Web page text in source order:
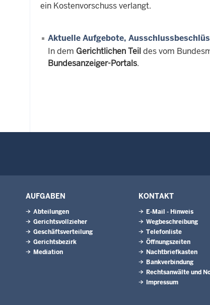
ein Kostenvorschuss verlangt.
Aktuelle Aufgebote,
In dem Gerichtlichen Teildes vom
Bundesanzeiger-Portals.
AUFGABEN
Abteilungen
Gerichtsvollzieher
Geschäftsverteilung
Gerichtsbezirk
Mediation
KONTAKT
E-Mail - Hinweis
Wegbeschreibung
Telefonliste
Öffnungszeiten
Nachtbriefkasten
Bankverbindung
Rechtsanwälte und
Impressum